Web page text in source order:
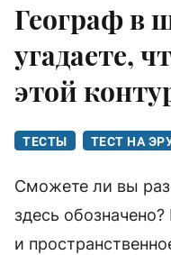
Географ в
угадаете,
этой
ТЕСТЫ ТЕСТ НА
Сможете ли вы
здесь
и